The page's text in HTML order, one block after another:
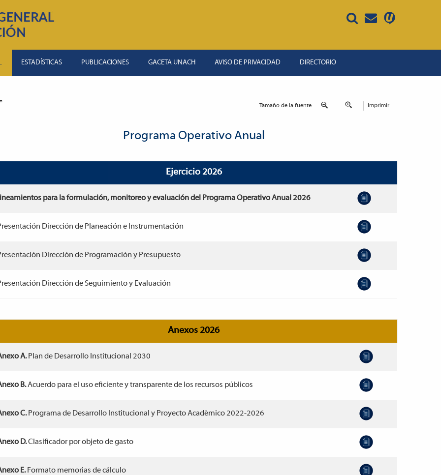
ESTADÍSTICAS PUBLICACIONES GACETA UNACH AVISO DE PRIVACIDAD DIRECTORIO
Tamaño de la fuente Imprimir
Programa Operativo Anual
Ejercicio 2026
para la formulación, monitoreo y evaluación del Programa Operativo Anual 2026
Dirección de Planeación e Instrumentación
Dirección de Programación y Presupuesto
Dirección de Seguimiento y Evaluación
Anexos 2026
A.Plan de Desarrollo Institucional 2030
B.Acuerdo para el uso eficiente y transparente de los recursos públicos
C.Programa de Desarrollo Institucional y Proyecto Académico 2022-2026
D.Clasificador por objeto de gasto
E.Formato memorias de cálculo